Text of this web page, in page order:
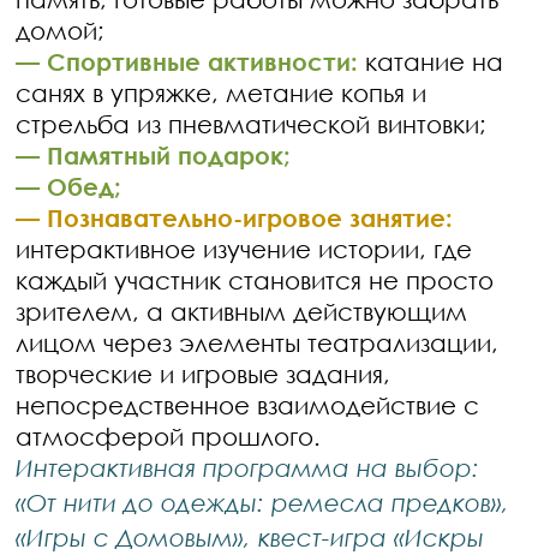
домой;
— Спортивные активности: катание на
санях в упряжке, метание копья и
стрельба из пневматической винтовки;
— Памятный подарок;
— Обед;
— Познавательно-игровое занятие:
интерактивное изучение истории, где
каждый участник становится не просто
зрителем, а активным действующим
лицом через элементы театрализации,
творческие и игровые задания,
непосредственное взаимодействие с
атмосферой прошлого.
Интерактивная программа на выбор:
«От нити до одежды: ремесла предков»,
«Игры с Домовым», квест-игра «Искры